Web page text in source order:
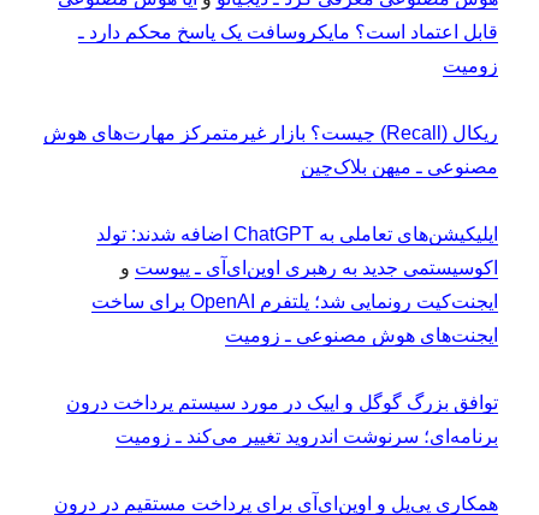
قابل اعتماد است؟ مایکروسافت یک پاسخ محکم دارد ـ
زومیت
‏ریکال (Recall) چیست؟ بازار غیرمتمرکز مهارت‌های هوش
مصنوعی ـ میهن بلاک‌چین
اپلیکیشن‌های تعاملی به ChatGPT اضافه شدند: تولد
اکوسیستمی جدید به رهبری اوپن‌ای‌آی ـ پیوست و
ایجنت‌کیت رونمایی شد؛ پلتفرم OpenAI برای ساخت
ایجنت‌های هوش مصنوعی ـ زومیت
توافق بزرگ گوگل و اپیک در مورد سیستم پرداخت درون
برنامه‌ای؛ سرنوشت اندروید تغییر می‌کند ـ زومیت
همکاری پی‌پل و اوپن‌ای‌آی برای پرداخت مستقیم در درون